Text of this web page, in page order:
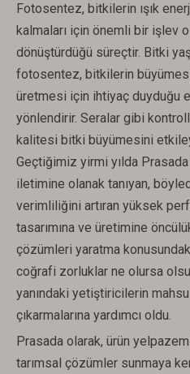
Fotosentez, bitkilerin ışık
kalmaları için önemli bir işlev
dönüştürdüğü süreçtir. Bitki
fotosentez, bitkilerin
üretmesi için ihtiyaç duyduğu
yönlendirir. Seralar gibi
kalitesi bitki büyümesini
Geçtiğimiz yirmi yılda Prasada
iletimine olanak tanıyan,
verimliliğini artıran yüksek
tasarımına ve üretimine
çözümleri yaratma
coğrafi zorluklar ne olursa
yanındaki yetiştiricilerin
çıkarmalarına yardımcı oldu.
Prasada olarak, ürün
tarımsal çözümler sunmaya